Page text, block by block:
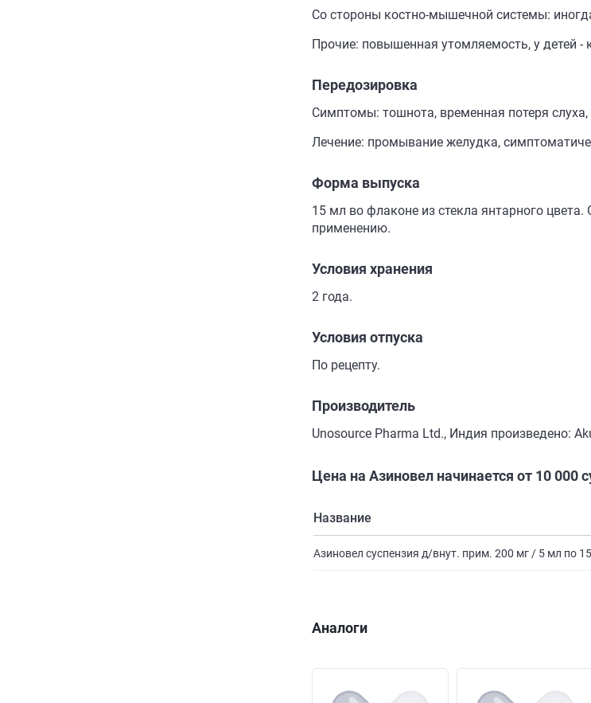
Со стороны костно-мышечной системы:
Прочие: повышенная утомляемость, у детей -
Передозировка
Симптомы: тошнота, временная потеря слуха,
Лечение: промывание желудка,
Форма выпуска
15 мл во флаконе из стекла янтарного
применению.
Условия хранения
2 года.
Условия отпуска
По рецепту.
Производитель
Unosourсe Pharma Ltd., Индия произведено:
Цена на Азиновел начинается от 10 000
Название
Азиновел суспензия д/внут. прим. 200 мг / 5 мл по
Аналоги